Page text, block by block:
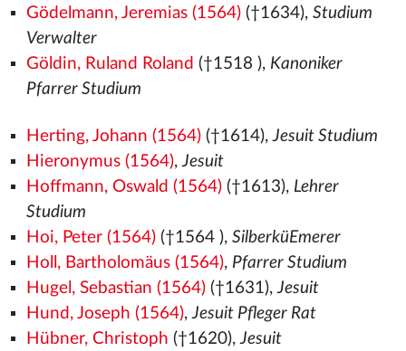
Gödelmann, Jeremias (1564)(†1634), Studium
Verwalter
Göldin, Ruland Roland (†1518 ), Kanoniker
Pfarrer Studium
Herting, Johann (1564)(†1614),Jesuit Studium
Hieronymus (1564),Jesuit
Hoffmann, Oswald (1564)(†1613), Lehrer
Studium
Hoi, Peter (1564)(†1564 ), SilberküEmerer
Holl, Bartholomäus (1564), Pfarrer Studium
Hugel, Sebastian (1564)(†1631),Jesuit
Hund, Joseph (1564),Jesuit Pfleger Rat
Hübner, Christoph (†1620),Jesuit